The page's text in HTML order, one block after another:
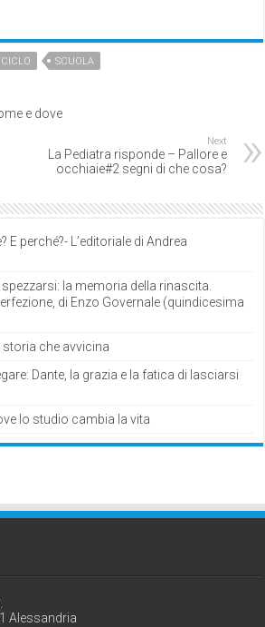
SCUOLA
e dove
Next
La Pediatra risponde – Pallore e
occhiaie#2 segni di che cosa?
E perché?- L’editoriale di Andrea
spezzarsi: la memoria della rinascita.
di Enzo Governale (quindicesima
storia che avvicina
Dante, la grazia e la fatica di lasciarsi
lo studio cambia la vita
Alessandria